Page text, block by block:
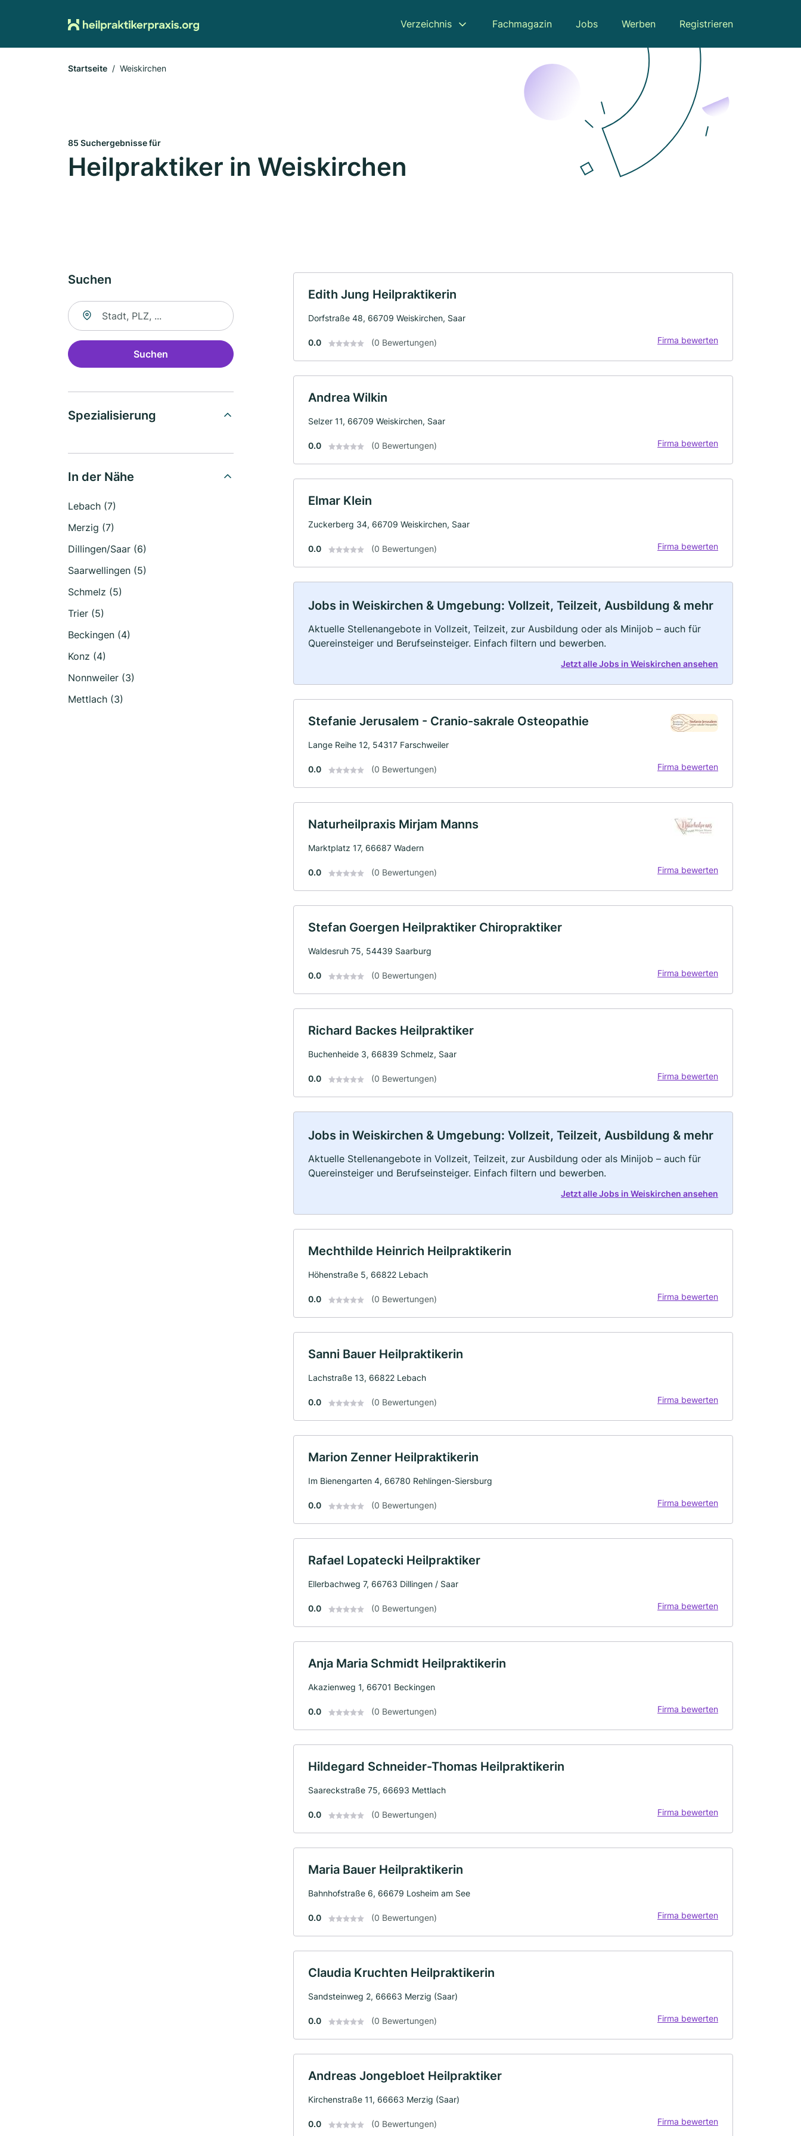
Verzeichnis Fachmagazin Jobs Werben Registrieren
Startseite Weiskirchen
85 Suchergebnisse für
Heilpraktiker in Weiskirchen
Suchen
Suche nach Ort
Suchen
Spezialisierung
In der Nähe
Lebach (7)
Merzig (7)
Dillingen/Saar (6)
Saarwellingen (5)
Schmelz (5)
Trier (5)
Beckingen (4)
Konz (4)
Nonnweiler (3)
Mettlach (3)
Edith Jung Heilpraktikerin
Dorfstraße 48, 66709 Weiskirchen, Saar
0.0 (0 Bewertungen) Firma bewerten
Andrea Wilkin
Selzer 11, 66709 Weiskirchen, Saar
0.0 (0 Bewertungen) Firma bewerten
Elmar Klein
Zuckerberg 34, 66709 Weiskirchen, Saar
0.0 (0 Bewertungen) Firma bewerten
Jobs in Weiskirchen & Umgebung: Vollzeit, Teilzeit, Ausbildung & mehr
Aktuelle Stellenangebote in Vollzeit, Teilzeit, zur Ausbildung oder als Minijob – auch für
Quereinsteiger und Berufseinsteiger. Einfach filtern und bewerben.
Jetzt alle Jobs in Weiskirchen ansehen
Stefanie Jerusalem - Cranio-sakrale Osteopathie
Lange Reihe 12, 54317 Farschweiler
0.0 (0 Bewertungen) Firma bewerten
Naturheilpraxis Mirjam Manns
Marktplatz 17, 66687 Wadern
0.0 (0 Bewertungen) Firma bewerten
Stefan Goergen Heilpraktiker Chiropraktiker
Waldesruh 75, 54439 Saarburg
0.0 (0 Bewertungen) Firma bewerten
Richard Backes Heilpraktiker
Buchenheide 3, 66839 Schmelz, Saar
0.0 (0 Bewertungen) Firma bewerten
Jobs in Weiskirchen & Umgebung: Vollzeit, Teilzeit, Ausbildung & mehr
Aktuelle Stellenangebote in Vollzeit, Teilzeit, zur Ausbildung oder als Minijob – auch für
Quereinsteiger und Berufseinsteiger. Einfach filtern und bewerben.
Jetzt alle Jobs in Weiskirchen ansehen
Mechthilde Heinrich Heilpraktikerin
Höhenstraße 5, 66822 Lebach
0.0 (0 Bewertungen) Firma bewerten
Sanni Bauer Heilpraktikerin
Lachstraße 13, 66822 Lebach
0.0 (0 Bewertungen) Firma bewerten
Marion Zenner Heilpraktikerin
Im Bienengarten 4, 66780 Rehlingen-Siersburg
0.0 (0 Bewertungen) Firma bewerten
Rafael Lopatecki Heilpraktiker
Ellerbachweg 7, 66763 Dillingen / Saar
0.0 (0 Bewertungen) Firma bewerten
Anja Maria Schmidt Heilpraktikerin
Akazienweg 1, 66701 Beckingen
0.0 (0 Bewertungen) Firma bewerten
Hildegard Schneider-Thomas Heilpraktikerin
Saareckstraße 75, 66693 Mettlach
0.0 (0 Bewertungen) Firma bewerten
Maria Bauer Heilpraktikerin
Bahnhofstraße 6, 66679 Losheim am See
0.0 (0 Bewertungen) Firma bewerten
Claudia Kruchten Heilpraktikerin
Sandsteinweg 2, 66663 Merzig (Saar)
0.0 (0 Bewertungen) Firma bewerten
Andreas Jongebloet Heilpraktiker
Kirchenstraße 11, 66663 Merzig (Saar)
0.0 (0 Bewertungen) Firma bewerten